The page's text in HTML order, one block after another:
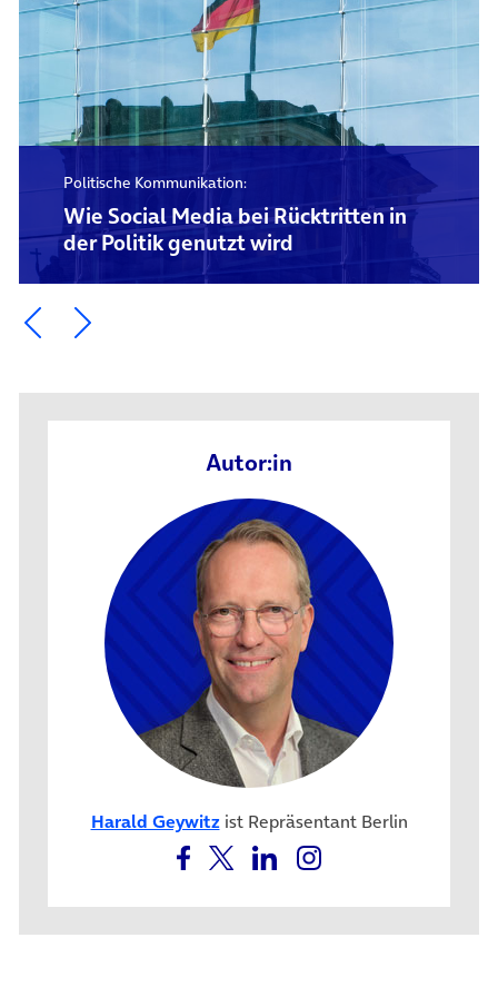
Politische Kommunikation:
Wie Social Media bei Rücktritten in
der Politik genutzt wird
Ein Element zurück blättern
Ein Element weiter blättern
Autor:in
Harald Geywitzist Repräsentant Berlin